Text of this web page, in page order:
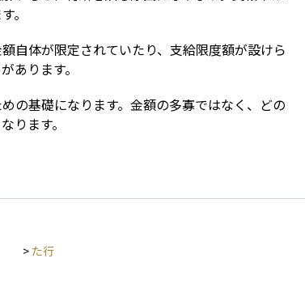
。
自体が限定されていたり、支給限度額が設けら
あります。
の基礎になります。金額の多寡ではなく、どの
ります。
> た行